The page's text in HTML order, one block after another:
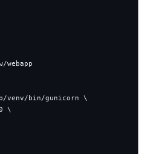
webapp
venv/bin/gunicorn \
\